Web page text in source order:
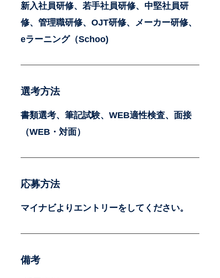
新入社員研修、若手社員研修、中堅社員研
修、管理職研修、OJT研修、メーカー研修、
eラーニング（Schoo)
選考方法
書類選考、筆記試験、WEB適性検査、面接
（WEB・対面）
応募方法
マイナビよりエントリーをしてください。
備考